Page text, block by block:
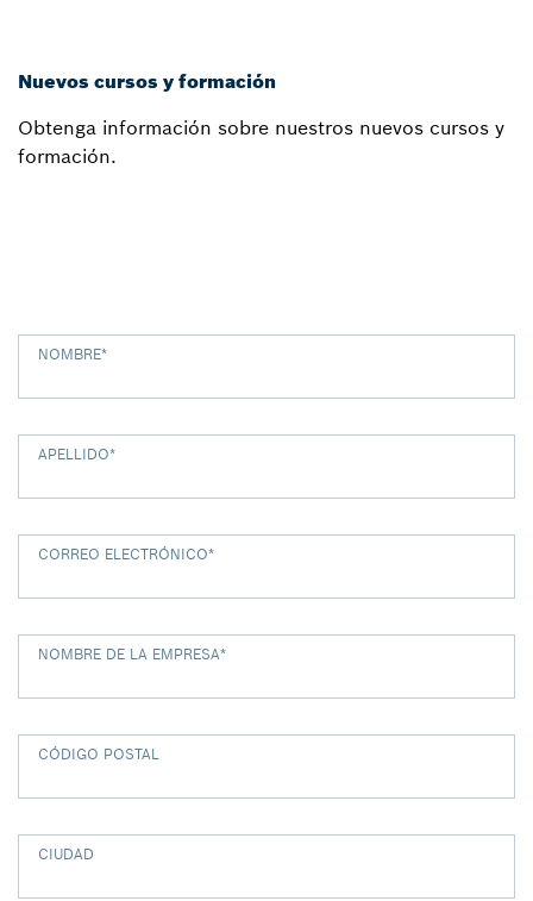
Nuevos cursos y formación
Obtenga información sobre nuestros nuevos cursos y
formación.
NOMBRE*
APELLIDO*
CORREO ELECTRÓNICO*
NOMBRE DE LA EMPRESA*
CÓDIGO POSTAL
CIUDAD